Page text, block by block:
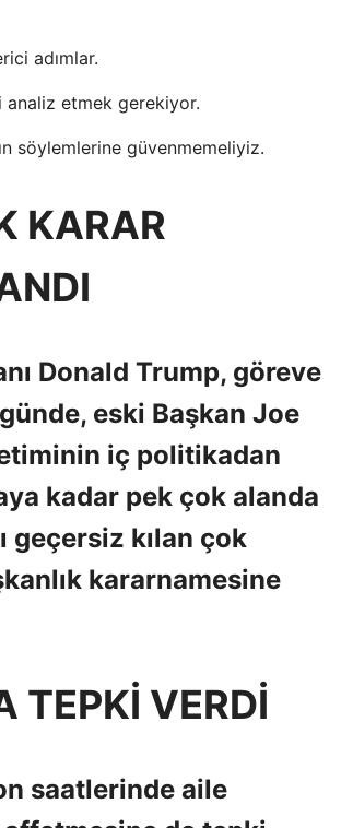
adımlar.
analiz etmek gerekiyor.
söylemlerine güvenmemeliyiz.
KARAR
Donald Trump, göreve
eski Başkan Joe
iç politikadan
kadar pek çok alanda
geçersiz kılan çok
kararnamesine
TEPKİ VERDİ
saatlerinde aile